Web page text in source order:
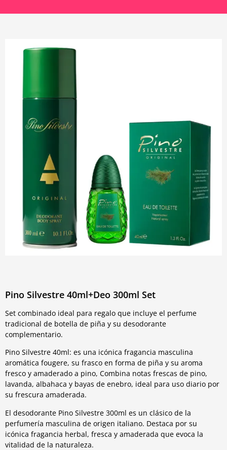
Pino Silvestre 40ml+Deo 300ml Set
Set combinado ideal para regalo que incluye el perfume
tradicional de botella de piña y su desodorante
complementario.
Pino Silvestre 40ml: es una icónica fragancia masculina
aromática fougere, su frasco en forma de piña y su aroma
fresco y amaderado a pino, Combina notas frescas de pino,
lavanda, albahaca y bayas de enebro, ideal para uso diario por
su frescura amaderada.
El desodorante Pino Silvestre 300ml es un clásico de la
perfumería masculina de origen italiano. Destaca por su
icónica fragancia herbal, fresca y amaderada que evoca la
vitalidad de la naturaleza.